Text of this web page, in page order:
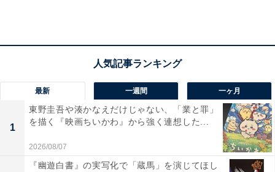
20世紀ならヨハン・クライフ（オランダ）やミシェル・
プラティニ（フランス）といったスーパースターが、21
世紀ではロナウジーニョ（ブラジル）、リオネル・メッ
シ（アルゼンチン）、クリスティアーノ・ロナウド（ポ
最新 一週間 一ヶ月
1
東野圭吾や湊かなえだけじゃない、「業と罪」
を描く『映画ちいかわ』から強く連想した...
2026/08/07
『幽遊白書』の実写化で「蔵馬」を演じてほし